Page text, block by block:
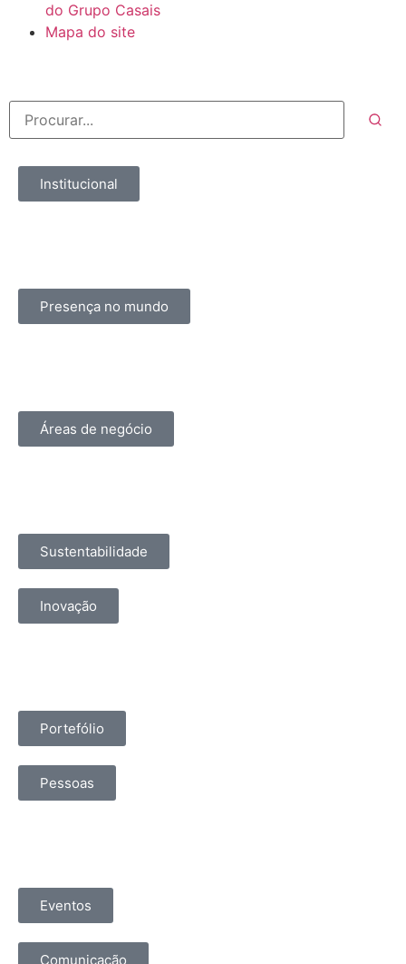
do Grupo Casais
Mapa do site
Institucional
Presença no mundo
Áreas de negócio
Sustentabilidade
Inovação
Portefólio
Pessoas
Eventos
Comunicação